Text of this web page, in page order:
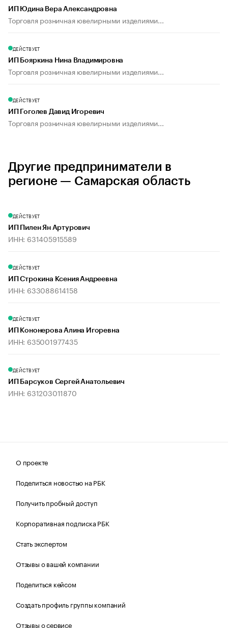
ИП Юдина Вера Александровна
Торговля розничная ювелирными изделиями...
ДЕЙСТВУЕТ
ИП Бояркина Нина Владимировна
Торговля розничная ювелирными изделиями...
ДЕЙСТВУЕТ
ИП Гоголев Давид Игоревич
Торговля розничная ювелирными изделиями...
Другие предприниматели в
регионе — Самарская область
ДЕЙСТВУЕТ
ИП Пилен Ян Артурович
ИНН: 631405915589
ДЕЙСТВУЕТ
ИП Строкина Ксения Андреевна
ИНН: 633088614158
ДЕЙСТВУЕТ
ИП Кононерова Алина Игоревна
ИНН: 635001977435
ДЕЙСТВУЕТ
ИП Барсуков Сергей Анатольевич
ИНН: 631203011870
О проекте
Поделиться новостью на РБК
Получить пробный доступ
Корпоративная подписка РБК
Стать экспертом
Отзывы о вашей компании
Поделиться кейсом
Создать профиль группы компаний
Отзывы о сервисе